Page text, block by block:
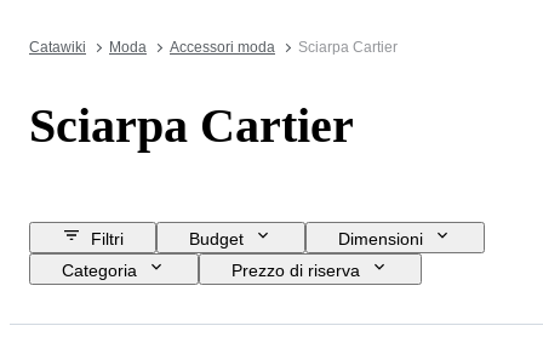
Catawiki Moda Accessori moda Sciarpa Cartier
Sciarpa Cartier
Filtri Budget
Dimensioni
Categoria
Prezzo di riserva